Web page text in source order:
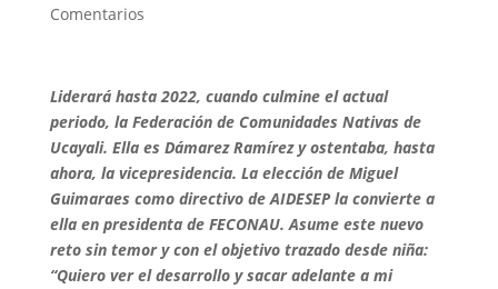
Comentarios
Liderará hasta 2022, cuando culmine el actual
periodo, la Federación de Comunidades Nativas de
Ucayali. Ella es Dámarez Ramírez y ostentaba, hasta
ahora, la vicepresidencia. La elección de Miguel
Guimaraes como directivo de AIDESEP la convierte a
ella en presidenta de FECONAU. Asume este nuevo
reto sin temor y con el objetivo trazado desde niña:
“Quiero ver el desarrollo y sacar adelante a mi